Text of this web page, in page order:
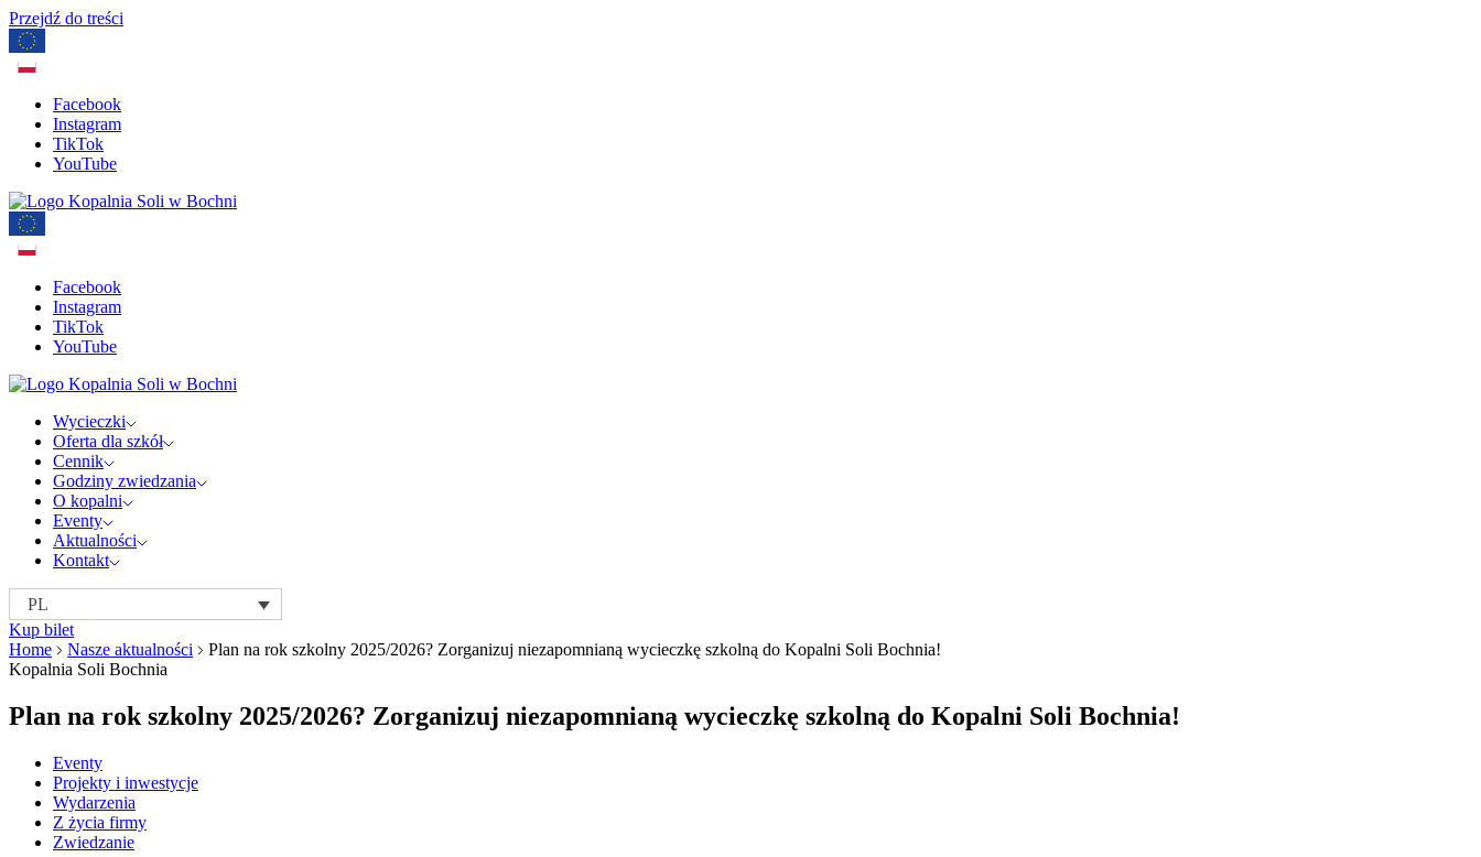
Przejdź do treści
Facebook
Instagram
TikTok
YouTube
Facebook
Instagram
TikTok
YouTube
Wycieczki
Oferta dla szkół
Cennik
Godziny zwiedzania
O kopalni
Eventy
Aktualności
Kontakt
PL
Kup bilet
Home
Nasze aktualności
Plan na rok szkolny 2025/2026? Zorganizuj niezapomnianą wycieczkę szkolną do Kopalni Soli Bochnia!
Kopalnia Soli Bochnia
Plan na rok szkolny 2025/2026? Zorganizuj niezapomnianą wycieczkę szkolną do Kopalni Soli Bochnia!
Eventy
Projekty i inwestycje
Wydarzenia
Z życia firmy
Zwiedzanie